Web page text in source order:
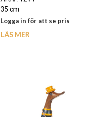
35 cm
Logga in för att se pris
LÄS MER